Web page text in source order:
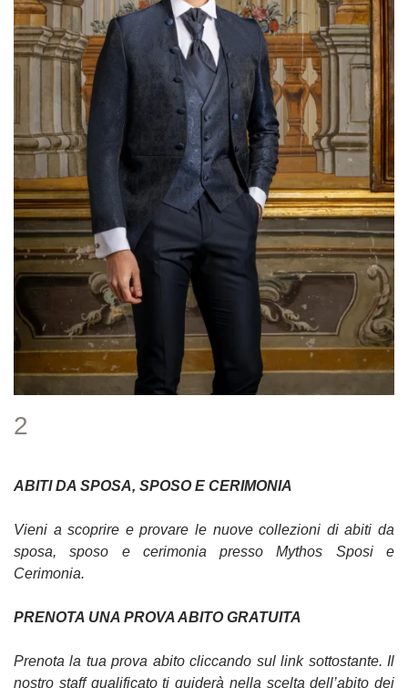
2
ABITI DA SPOSA, SPOSO E CERIMONIA
Vieni a scoprire e provare le nuove collezioni di abiti da
sposa, sposo e cerimonia presso Mythos Sposi e
Cerimonia.
PRENOTA UNA PROVA ABITO GRATUITA
Prenota la tua prova abito cliccando sul link sottostante. Il
nostro staff qualificato ti guiderà nella scelta dell’abito dei